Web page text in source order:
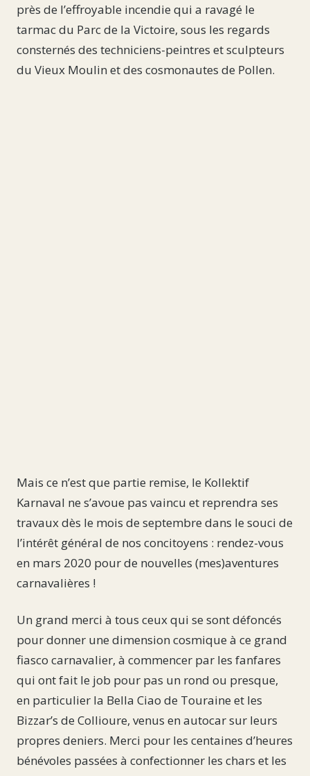
près de l’effroyable incendie qui a ravagé le
tarmac du Parc de la Victoire, sous les regards
consternés des techniciens-peintres et sculpteurs
du Vieux Moulin et des cosmonautes de Pollen.
Mais ce n’est que partie remise, le Kollektif
Karnaval ne s’avoue pas vaincu et reprendra ses
travaux dès le mois de septembre dans le souci de
l’intérêt général de nos concitoyens : rendez-vous
en mars 2020 pour de nouvelles (mes)aventures
carnavalières !
Un grand merci à tous ceux qui se sont défoncés
pour donner une dimension cosmique à ce grand
fiasco carnavalier, à commencer par les fanfares
qui ont fait le job pour pas un rond ou presque,
en particulier la Bella Ciao de Touraine et les
Bizzar’s de Collioure, venus en autocar sur leurs
propres deniers. Merci pour les centaines d’heures
bénévoles passées à confectionner les chars et les